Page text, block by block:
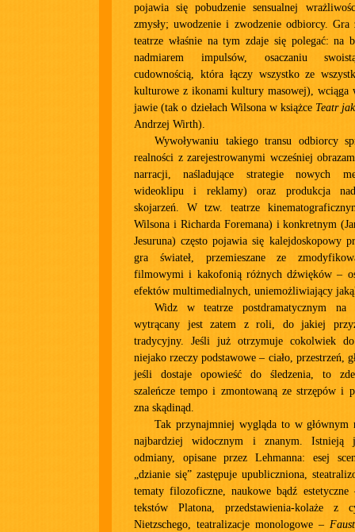
pojawia się pobudzenie sensualnej
zmysły; uwodzenie i zwodzenie odbiorcy.
teatrze właśnie na tym zdaje się polegać: na
nadmiarem impulsów, osaczaniu
cudownością, która łączy wszystko ze
kulturowe z ikonami kultury masowej), wciąga
jawie (tak o dziełach Wilsona w książce Teatr
Andrzej Wirth).
Wywoływaniu takiego transu odbiorcy
realności z zarejestrowanymi wcześniej
narracji, naśladujące strategie nowych
wideoklipu i reklamy) oraz produkcja
skojarzeń. W tzw. teatrze
Wilsona i Richarda Foremana) i konkretnym
Jesuruna) często pojawia się kalejdoskopowy
gra świateł, przemieszane ze
filmowymi i kakofonią różnych dźwięków –
efektów multimedialnych, uniemożliwiający
Widz w teatrze postdramatycznym na
wytrącany jest zatem z roli, do jakiej
tradycyjny. Jeśli już otrzymuje cokolwiek
niejako rzeczy podstawowe – ciało, przestrzeń,
jeśli dostaje opowieść do śledzenia, to
szaleńcze tempo i zmontowaną ze strzępów i
zna skądinąd.
Tak przynajmniej wygląda to w głównym
najbardziej widocznym i znanym. Istnieją
odmiany, opisane przez Lehmanna: esej
„dzianie się” zastępuje upubliczniona,
tematy filozoficzne, naukowe bądź estetyczne
tekstów Platona, przedstawienia-kolaże z
Nietzschego, teatralizacje monologowe – Faust